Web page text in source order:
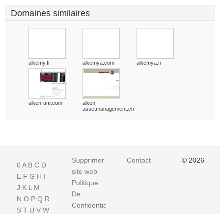
Domaines similaires
alkemy.fr alkemya.com alkemya.fr
alken-am.com
alken-
assetmanagement.ch
0A B C D
E F G H I
J K L M
N O P Q R
S T U V W
Supprimer
site web
Politique
De
Confidentialite
Contact © 2026